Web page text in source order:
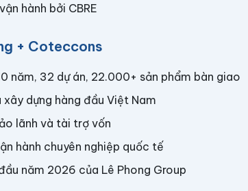
hành bởi CBRE
+ Coteccons
năm, 32 dự án, 22.000+ sản phẩm bàn giao
dựng hàng đầu Việt Nam
lãnh và tài trợ vốn
hành chuyên nghiệp quốc tế
năm 2026 của Lê Phong Group